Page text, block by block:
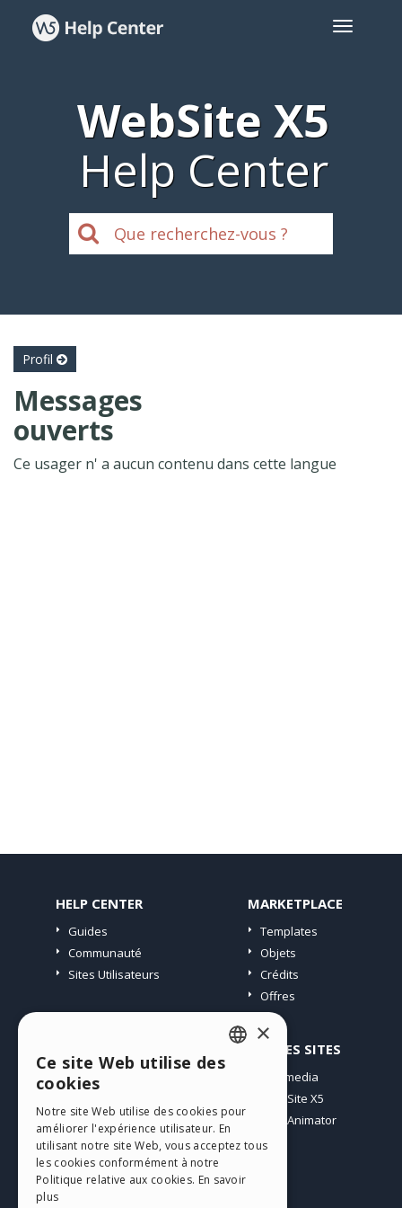
WebSite X5
Help Center
Profil
Messages
ouverts
Ce usager n' a aucun contenu dans cette langue
HELP CENTER
Guides
Communauté
Sites Utilisateurs
MARKETPLACE
Templates
Objets
Crédits
Offres
Mes Messages
Télécharger
Espace Web
Mes Crédits
AUTRES SITES
Incomedia
WebSite X5
WebAnimator
ENGLISH
GERMAN
SPANISH
×
Ce site Web utilise des
cookies
Notre site Web utilise des cookies pour
améliorer l'expérience utilisateur. En
utilisant notre site Web, vous acceptez tous
les cookies conformément à notre
Politique relative aux cookies. En savoir
plus